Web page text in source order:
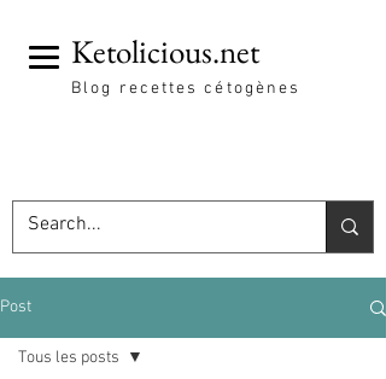
Ketolicious.net
Blog recettes cétogènes
Post
Tous les posts